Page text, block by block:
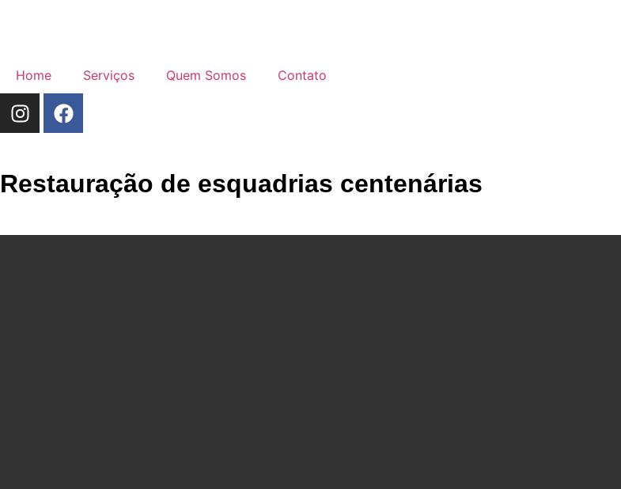
Home Serviços Quem Somos Contato
Restauração de esquadrias centenárias